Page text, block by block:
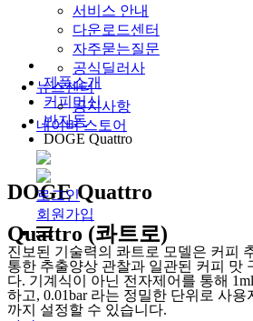
서비스 안내
다운로드센터
자주묻는질문
공식딜러사
뉴스센터
공지사항
네이버 스토어
로그인
회원가입
제품소개
커피머신
반자동
DOGE Quattro
DOGE Quattro
Quattro (콰트로)
진보된 기술력의 콰트로 모델은 커피
통한 추출양상 관찰과 일관된 커피 맛
다. 기계식이 아닌 전자제어를 통해
하고, 0.01bar 라는 정밀한 단위로 사
까지 설정할 수 있습니다.